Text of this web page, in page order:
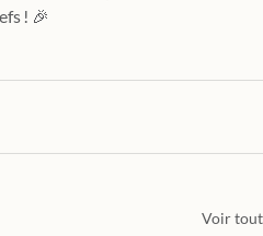
! 🎉
Voir tout